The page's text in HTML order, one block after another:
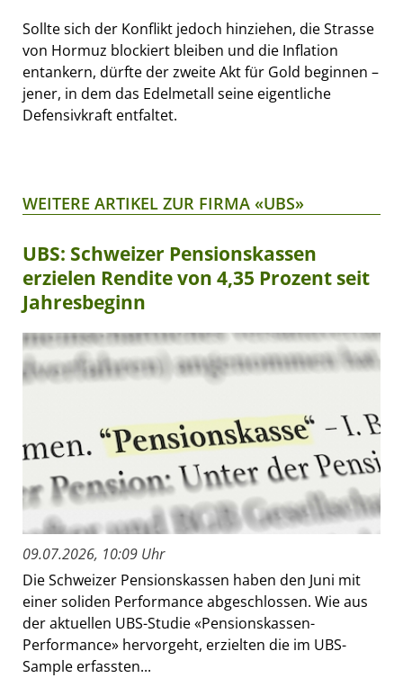
Sollte sich der Konflikt jedoch hinziehen, die Strasse
von Hormuz blockiert bleiben und die Inflation
entankern, dürfte der zweite Akt für Gold beginnen –
jener, in dem das Edelmetall seine eigentliche
Defensivkraft entfaltet.
WEITERE ARTIKEL ZUR FIRMA «UBS»
UBS: Schweizer Pensionskassen
erzielen Rendite von 4,35 Prozent seit
Jahresbeginn
09.07.2026, 10:09 Uhr
Die Schweizer Pensionskassen haben den Juni mit
einer soliden Performance abgeschlossen. Wie aus
der aktuellen UBS-Studie «Pensionskassen-
Performance» hervorgeht, erzielten die im UBS-
Sample erfassten...